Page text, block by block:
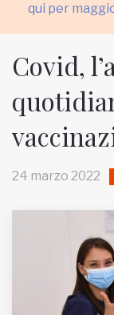
qui per
HOME
Inviateci le
Iscriviti alla
Covid,
24 marzo 2022